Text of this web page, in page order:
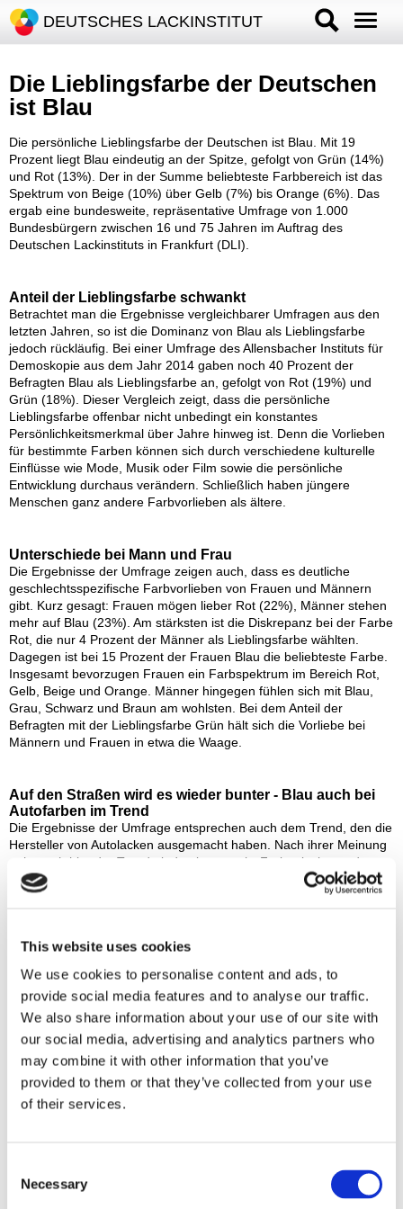
This website uses cookies
We use cookies to personalise content and ads, to
provide social media features and to analyse our traffic.
We also share information about your use of our site with
our social media, advertising and analytics partners who
may combine it with other information that you’ve
provided to them or that they’ve collected from your use
of their services.
Selection
Necessary
DEUTSCHES LACKINSTITUT
Die Lieblingsfarbe der Deutschen
ist Blau
Die persönliche Lieblingsfarbe der Deutschen ist Blau. Mit 19
Prozent liegt Blau eindeutig an der Spitze, gefolgt von Grün (14%)
und Rot (13%). Der in der Summe beliebteste Farbbereich ist das
Spektrum von Beige (10%) über Gelb (7%) bis Orange (6%). Das
ergab eine bundesweite, repräsentative Umfrage von 1.000
Bundesbürgern zwischen 16 und 75 Jahren im Auftrag des
Deutschen Lackinstituts in Frankfurt (DLI).
Anteil der Lieblingsfarbe schwankt
Betrachtet man die Ergebnisse vergleichbarer Umfragen aus den
letzten Jahren, so ist die Dominanz von Blau als Lieblingsfarbe
jedoch rückläufig. Bei einer Umfrage des Allensbacher Instituts für
Demoskopie aus dem Jahr 2014 gaben noch 40 Prozent der
Befragten Blau als Lieblingsfarbe an, gefolgt von Rot (19%) und
Grün (18%). Dieser Vergleich zeigt, dass die persönliche
Lieblingsfarbe offenbar nicht unbedingt ein konstantes
Persönlichkeitsmerkmal über Jahre hinweg ist. Denn die Vorlieben
für bestimmte Farben können sich durch verschiedene kulturelle
Einflüsse wie Mode, Musik oder Film sowie die persönliche
Entwicklung durchaus verändern. Schließlich haben jüngere
Menschen ganz andere Farbvorlieben als ältere.
Unterschiede bei Mann und Frau
Die Ergebnisse der Umfrage zeigen auch, dass es deutliche
geschlechtsspezifische Farbvorlieben von Frauen und Männern
gibt. Kurz gesagt: Frauen mögen lieber Rot (22%), Männer stehen
mehr auf Blau (23%). Am stärksten ist die Diskrepanz bei der Farbe
Rot, die nur 4 Prozent der Männer als Lieblingsfarbe wählten.
Dagegen ist bei 15 Prozent der Frauen Blau die beliebteste Farbe.
Insgesamt bevorzugen Frauen ein Farbspektrum im Bereich Rot,
Gelb, Beige und Orange. Männer hingegen fühlen sich mit Blau,
Grau, Schwarz und Braun am wohlsten. Bei dem Anteil der
Befragten mit der Lieblingsfarbe Grün hält sich die Vorliebe bei
Männern und Frauen in etwa die Waage.
Auf den Straßen wird es wieder bunter - Blau auch bei
Autofarben im Trend
Die Ergebnisse der Umfrage entsprechen auch dem Trend, den die
Hersteller von Autolacken ausgemacht haben. Nach ihrer Meinung
geht auch hier der Trend eindeutig zu mehr Farbe, insbesondere
zu Blau- und Grüntönen. Dieser Mut zu mehr Farbe entspricht
einem generellen Wandel, der sich auch in den aktuellen Zahlen
größten Zuwächse, auch wenn der überwiegende Anteil der
Bemerkenswert ist die Tatsache, dass bei knapp 30 Prozent der
Befragten die beliebteste Autofarbe nicht der generellen
Lieblingsfarbe entspricht. Hier steht zwar Blau mit 12,8 Prozent
ebenfalls an der Spitze, allerdings dicht gefolgt von Silber/Grau
(12,7%), Schwarz (11,3%) und Rot (11%).
Farbige Smartphones? Lieber nicht!
Smartphone deutlich. Hier dominieren die „unbunten“ Farben wie
Schwarz (23,3%), Grau/Silber (16,2%) und Weiß (12,7%) deutlich.